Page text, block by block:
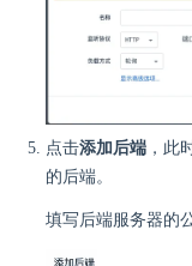
点击添加后端 ，此
的后端。
填写后端服务器的